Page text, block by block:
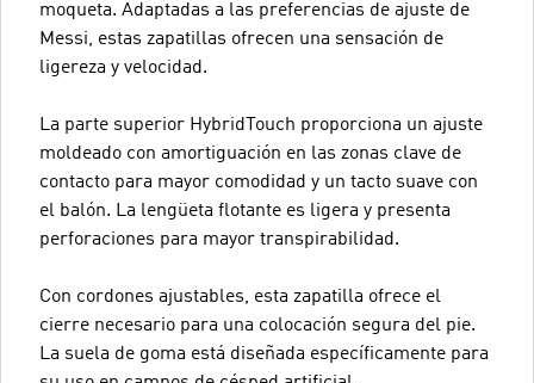
moqueta. Adaptadas a las preferencias de ajuste de
Messi, estas zapatillas ofrecen una sensación de
ligereza y velocidad.
La parte superior HybridTouch proporciona un ajuste
moldeado con amortiguación en las zonas clave de
contacto para mayor comodidad y un tacto suave con
el balón. La lengüeta flotante es ligera y presenta
perforaciones para mayor transpirabilidad.
Con cordones ajustables, esta zapatilla ofrece el
cierre necesario para una colocación segura del pie.
La suela de goma está diseñada específicamente para